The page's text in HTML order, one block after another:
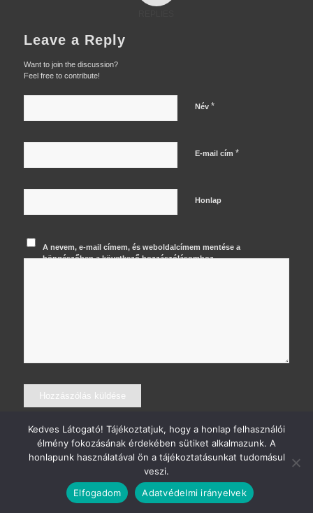
Leave a Reply
Want to join the discussion?
Feel free to contribute!
Név *
E-mail cím *
Honlap
A nevem, e-mail címem, és weboldalcímem mentése a
böngészőben a következő hozzászólásomhoz.
© 2026 Major Krisztián Fotográfus
Adatvédelem Általános szerződési feltételek
Kedves Látogató! Tájékoztatjuk, hogy a honlap felhasználói
élmény fokozásának érdekében sütiket alkalmazunk. A
honlapunk használatával ön a tájékoztatásunkat tudomásul
veszi.
Elfogadom
Adatvédelmi irányelvek